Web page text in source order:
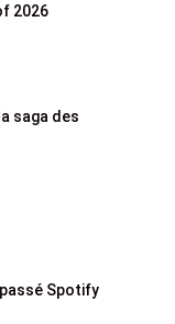
2026
saga des
Spotify